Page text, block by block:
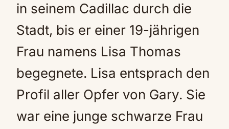
in seinem Cadillac durch die
Stadt, bis er einer 19-jährigen
Frau namens Lisa Thomas
begegnete. Lisa entsprach den
Profil aller Opfer von Gary. Sie
war eine junge schwarze Frau